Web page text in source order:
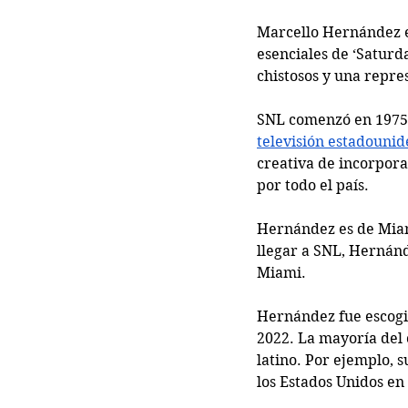
Marcello Hernández
esenciales de
chistosos y una
SNL comenzó en
televisión
creativa de
por todo el país.
Hernández es de
llegar a SNL,
Miami.
Hernández fue
2022. La mayoría del
latino. Por ejemplo,
los Estados Unidos